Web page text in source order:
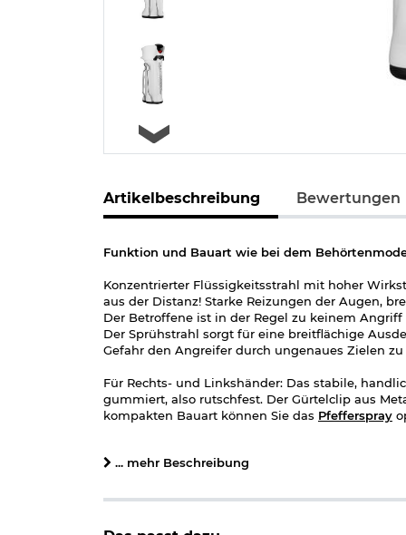
Artikelbeschreibung Bewertungen
Funktion und Bauart wie bei dem
Konzentrierter Flüssigkeitsstrahl mit hoher
aus der Distanz! Starke Reizungen der Augen,
Der Betroffene ist in der Regel zu keinem
Der Sprühstrahl sorgt für eine breitflächige
Gefahr den Angreifer durch ungenaues Zielen
Für Rechts- und Linkshänder: Das stabile,
gummiert, also rutschfest. Der Gürtelclip aus
kompakten Bauart können Sie das Pfefferspray
Das Gerät kann auch von ungübten Personen
Ersatzkartuschen bzw. Nachfüllpatronen finden
Lieferumfang:
... mehr Beschreibung